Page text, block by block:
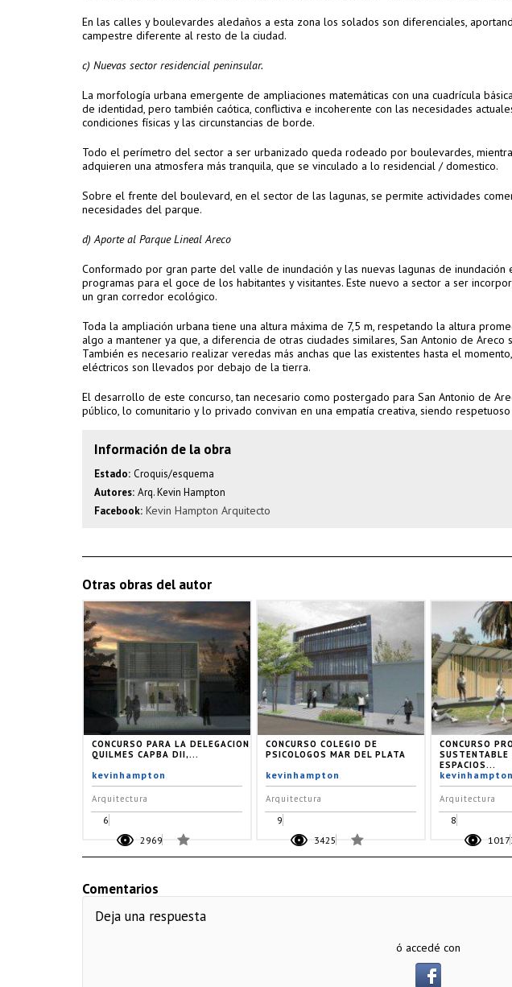
En las calles y boulevardes aledaños a esta zona los solados son diferenciales,
campestre diferente al resto de la ciudad.
c) Nuevas sector residencial peninsular.
La morfología urbana emergente de ampliaciones matemáticas con una cuadrícula
de identidad, pero también caótica, conflictiva e incoherente con las necesidades
condiciones físicas y las circunstancias de borde.
Todo el perímetro del sector a ser urbanizado queda rodeado por boulevardes,
adquieren una atmosfera más tranquila, que se vinculado a lo residencial / domestico.
Sobre el frente del boulevard, en el sector de las lagunas, se permite actividades
necesidades del parque.
d) Aporte al Parque Lineal Areco
Conformado por gran parte del valle de inundación y las nuevas lagunas de
programas para el goce de los habitantes y visitantes. Este nuevo a sector a ser
un gran corredor ecológico.
Toda la ampliación urbana tiene una altura máxima de 7,5 m, respetando la altura
algo a mantener ya que, a diferencia de otras ciudades similares, San Antonio de
También es necesario realizar veredas más anchas que las existentes hasta el
eléctricos son llevados por debajo de la tierra.
El desarrollo de este concurso, tan necesario como postergado para San Antonio de
público, lo comunitario y lo privado convivan en una empatía creativa, siendo
Información de la obra
Estado: Croquis/esquema
Autores: Arq. Kevin Hampton
Facebook: Kevin Hampton Arquitecto
Otras obras del autor
CONCURSO PARA LA DELEGACION
QUILMES CAPBA DII,...
kevinhampton
Arquitectura
6
2969
CONCURSO COLEGIO DE
PSICOLOGOS MAR DEL PLATA
kevinhampton
Arquitectura
9
3425
CONCURSO
SUSTENTABLE
ESPACIOS...
kevinhampton
Arquitectura
8
Comentarios
Deja una respuesta
ó accedé con